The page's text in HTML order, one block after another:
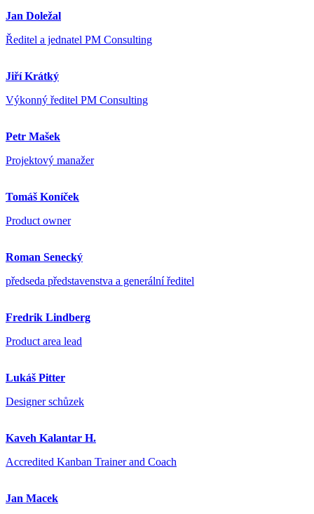
Jan Doležal
Ředitel a jednatel PM Consulting
Jiří Krátký
Výkonný ředitel PM Consulting
Petr Mašek
Projektový manažer
Tomáš Koníček
Product owner
Roman Senecký
předseda představenstva a generální ředitel
Fredrik Lindberg
Product area lead
Lukáš Pitter
Designer schůzek
Kaveh Kalantar H.
Accredited Kanban Trainer and Coach
Jan Macek